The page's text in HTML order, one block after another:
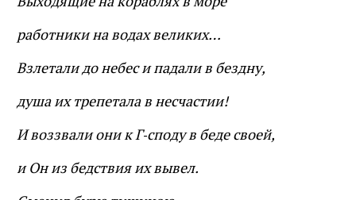
работники на водах великих…
Взлетали до небес и падали в бездну,
душа их трепетала в несчастии!
И воззвали они к Г‑споду в беде своей,
и Он из бедствия их вывел.